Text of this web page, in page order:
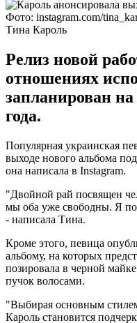
Фото: instagram.com/
Тина Кароль
Релиз новой
отношениях
запланирован
года.
Популярная украинская
выходе нового альбома
она написала в Instagram.
"Двойной рай посвящен
мы оба уже свободны. Я
- написала Тина.
Кроме этого, певица
альбому, на которых
позировала в черной
пучок волосами.
"Выбирая основным
Кароль становится